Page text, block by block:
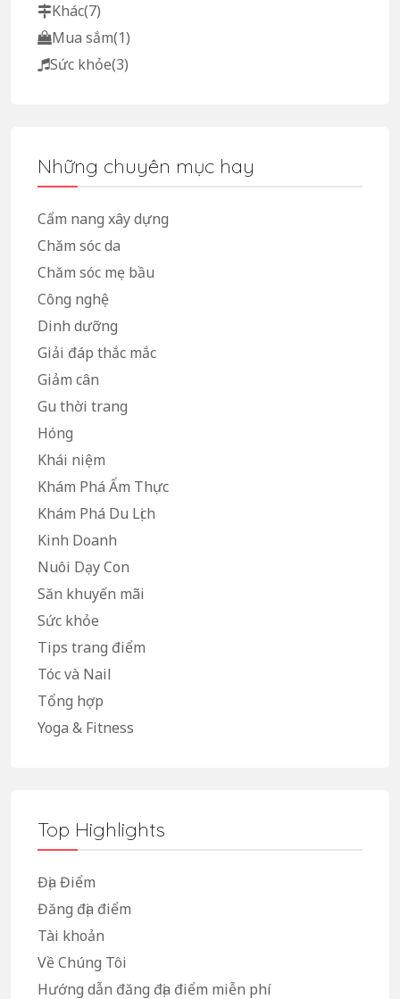
Khác(7)
Mua sắm(1)
Sức khỏe(3)
Những chuyên mục hay
Cẩm nang xây dựng
Chăm sóc da
Chăm sóc mẹ bầu
Công nghệ
Dinh dưỡng
Giải đáp thắc mắc
Giảm cân
Gu thời trang
Hóng
Khái niệm
Khám Phá Ẩm Thực
Khám Phá Du Lịch
Kinh Doanh
Nuôi Dạy Con
Săn khuyến mãi
Sức khỏe
Tips trang điểm
Tóc và Nail
Tổng hợp
Yoga & Fitness
Top Highlights
Địa Điểm
Đăng địa điểm
Tài khoản
Về Chúng Tôi
Hướng dẫn đăng địa điểm miễn phí